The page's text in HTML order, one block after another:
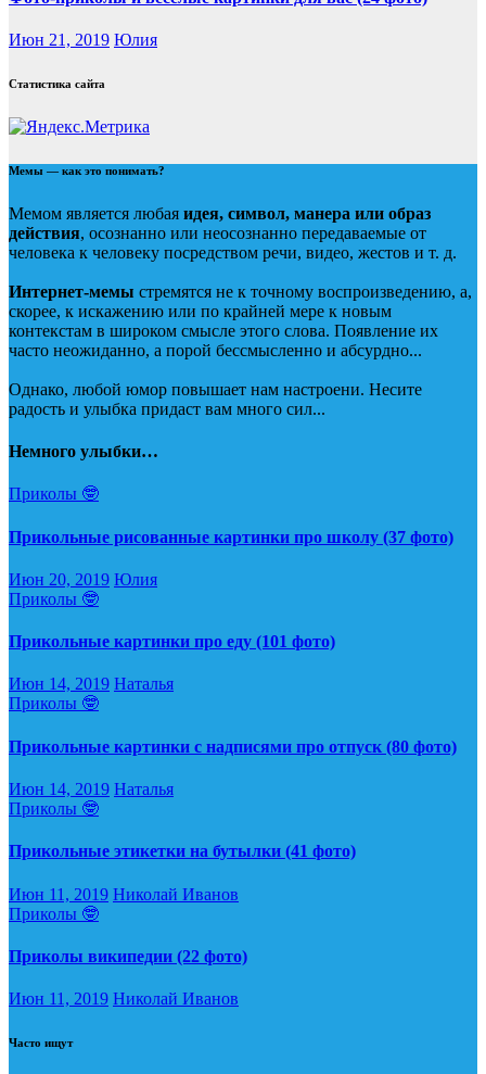
Июн 21, 2019 Юлия
Статистика сайта
Мемы — как это понимать?
Мемом является любая идея, символ, манера или образ
действия, осознанно или неосознанно передаваемые от
человека к человеку посредством речи, видео, жестов и т. д.
Интернет-мемы стремятся не к точному воспроизведению, а,
скорее, к искажению или по крайней мере к новым
контекстам в широком смысле этого слова. Появление их
часто неожиданно, а порой бессмысленно и абсурдно...
Однако, любой юмор повышает нам настроени. Несите
радость и улыбка придаст вам много сил...
Немного улыбки…
Приколы 🤓
Прикольные рисованные картинки про школу (37 фото)
Июн 20, 2019 Юлия
Приколы 🤓
Прикольные картинки про еду (101 фото)
Июн 14, 2019 Наталья
Приколы 🤓
Прикольные картинки с надписями про отпуск (80 фото)
Июн 14, 2019 Наталья
Приколы 🤓
Прикольные этикетки на бутылки (41 фото)
Июн 11, 2019 Николай Иванов
Приколы 🤓
Приколы википедии (22 фото)
Июн 11, 2019 Николай Иванов
Часто ищут